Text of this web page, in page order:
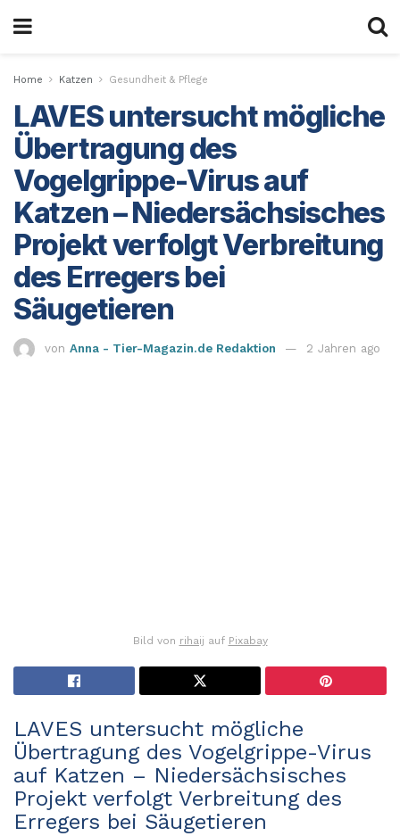
Home Katzen Gesundheit & Pflege
LAVES untersucht mögliche
Übertragung des
Vogelgrippe-Virus auf
Katzen – Niedersächsisches
Projekt verfolgt Verbreitung
des Erregers bei
Säugetieren
von Anna - Tier-Magazin.de Redaktion 2 Jahren ago
Bild von rihaij auf Pixabay
LAVES untersucht mögliche
Übertragung des Vogelgrippe-Virus
auf Katzen – Niedersächsisches
Projekt verfolgt Verbreitung des
Erregers bei Säugetieren